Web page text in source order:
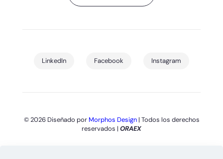
LinkedIn Facebook Instagram
© 2026 Diseñado por Morphos Design| Todos los derechos
reservados | ORAEX